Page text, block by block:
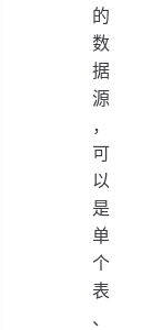
的
数
据
源
，
可
以
是
单
个
表
、